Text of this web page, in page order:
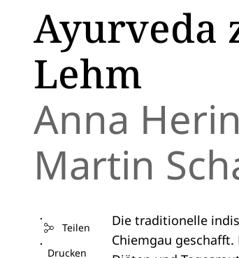
Ayurveda
Lehm
Anna
Martin
Teilen
Drucken
Die traditionelle
Chiemgau